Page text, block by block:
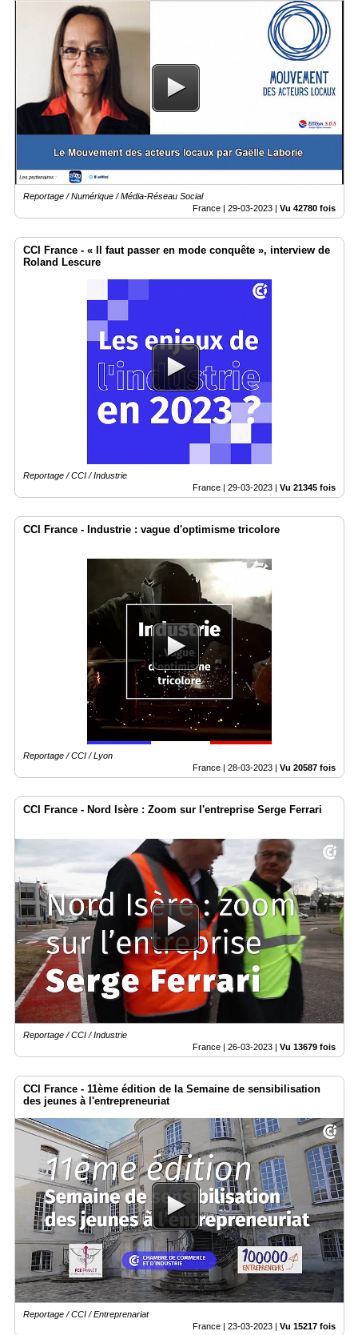
Reportage / Numérique / Média-Réseau Social
France | 29-03-2023 | Vu 42780 fois
CCI France - « Il faut passer en mode conquête », interview de
Roland Lescure
Reportage / CCI / Industrie
France | 29-03-2023 Vu 21345 fois
CCI France - Industrie : vague d'optimisme tricolore
Reportage / CCI / Lyon
France | 28-03-2023 | Vu 20587 fois
CCI France - Nord Isère : Zoom sur l'entreprise Serge Ferrari
Reportage / CCI / Industrie
France | 26-03-2023 | Vu 13679 fois
CCI France - 11ème édition de la Semaine de sensibilisation
des jeunes à l'entrepreneuriat
Reportage / CCI / Entreprenariat
France | 23-03-2023 Vu 15217 fois